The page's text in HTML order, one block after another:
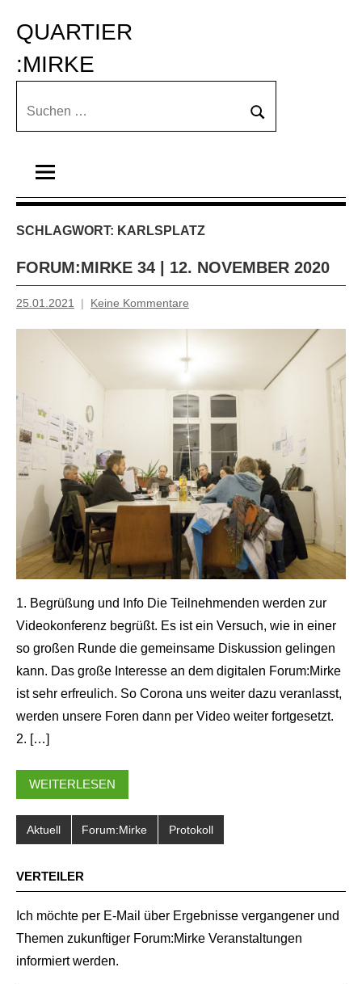
Inhalt
springen
QUARTIER
:MIRKE
Suchen
Suchen
SCHLAGWORT: KARLSPLATZ
FORUM:MIRKE 34 | 12. NOVEMBER 2020
25.01.2021
Inge
Grau
Keine Kommentare
1. Begrüßung und Info Die Teilnehmenden werden zur
Videokonferenz begrüßt. Es ist ein Versuch, wie in einer
so großen Runde die gemeinsame Diskussion gelingen
kann. Das große Interesse an dem digitalen Forum:Mirke
ist sehr erfreulich. So Corona uns weiter dazu veranlasst,
werden unsere Foren dann per Video weiter fortgesetzt.
2. […]
WEITERLESEN
Aktuell Forum:Mirke Protokoll
VERTEILER
Ich möchte per E-Mail über Ergebnisse vergangener und
Themen zukunftiger Forum:Mirke Veranstaltungen
informiert werden.